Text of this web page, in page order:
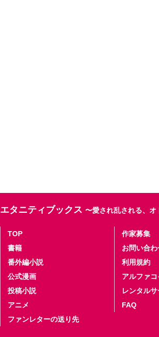
エタニティブックス 〜愛され乱される、
TOP
書籍
番外編小説
公式漫画
投稿小説
アニメ
ファンレターの送り先
作家募集
お問い合わ
利用規約
アルファ
レンタル
FAQ